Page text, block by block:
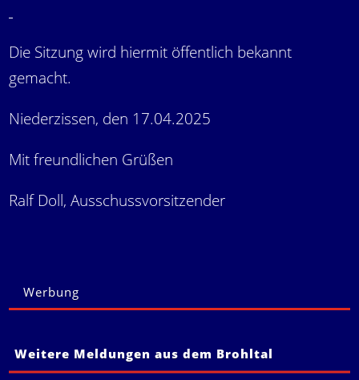
Die Sitzung wird hiermit öffentlich bekannt
gemacht.
Niederzissen, den 17.04.2025
Mit freundlichen Grüßen
Ralf Doll, Ausschussvorsitzender
Werbung
Weitere Meldungen aus dem Brohltal